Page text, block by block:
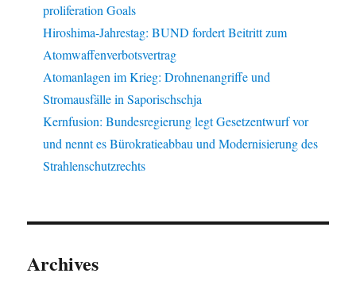
proliferation Goals
Hiroshima-Jahrestag: BUND fordert Beitritt zum
Atomwaffenverbotsvertrag
Atomanlagen im Krieg: Drohnenangriffe und
Stromausfälle in Saporischschja
Kernfusion: Bundesregierung legt Gesetzentwurf vor
und nennt es Bürokratieabbau und Modernisierung des
Strahlenschutzrechts
Archives